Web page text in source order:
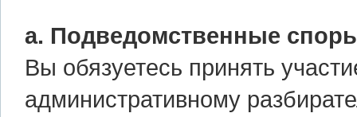
а. Подведомственные
Вы обязуетесь принять
административному